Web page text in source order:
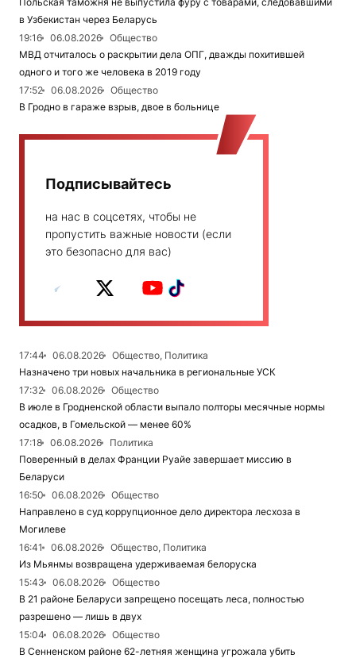
в Узбекистан через Беларусь
19:16
06.08.2026
Общество
МВД отчиталось о раскрытии дела ОПГ, дважды похитившей
одного и того же человека в 2019 году
17:52
06.08.2026
Общество
В Гродно в гараже взрыв, двое в больнице
Подписывайтесь
на нас в соцсетях, чтобы не
пропустить важные новости (если
это безопасно для вас)
17:44 06.08.2026
Общество, Политика
Назначено три новых начальника в региональные УСК
17:32
06.08.2026
Общество
В июле в Гродненской области выпало полторы месячные нормы
осадков, в Гомельской — менее 60%
17:18
06.08.2026
Политика
Поверенный в делах Франции Руайе завершает миссию в
Беларуси
16:50
06.08.2026
Общество
Направлено в суд коррупционное дело директора лесхоза в
Могилеве
16:41
06.08.2026
Общество, Политика
Из Мьянмы возвращена удерживаемая белоруска
15:43
06.08.2026
Общество
В 21 районе Беларуси запрещено посещать леса, полностью
разрешено — лишь в двух
15:04
06.08.2026
Общество
В Сенненском районе 62-летняя женщина угрожала убить